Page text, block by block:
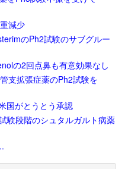
減少
のPh2試験のサブグルー
の2回点鼻も有意効果なし
支拡張症薬のPh2試験を
国がとうとう承認
験段階のシュタルガルト病薬